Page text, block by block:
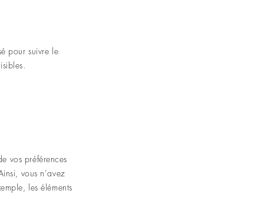
pour suivre le
vos préférences
vous n’avez
les éléments